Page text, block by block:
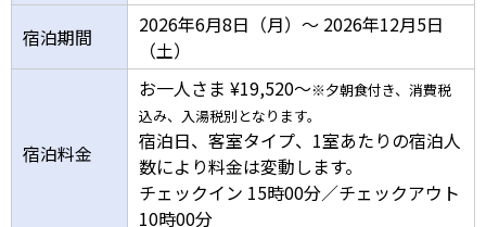
宿泊期間
2026年6月8日（月）～ 2026年12月5日
（土）
宿泊料金
お一人さま ¥19,520～※夕朝食付き、消費税
込み、入湯税別となります。
宿泊日、客室タイプ、1室あたりの宿泊人
数により料金は変動します。
チェックイン 15時00分／チェックアウト
10時00分